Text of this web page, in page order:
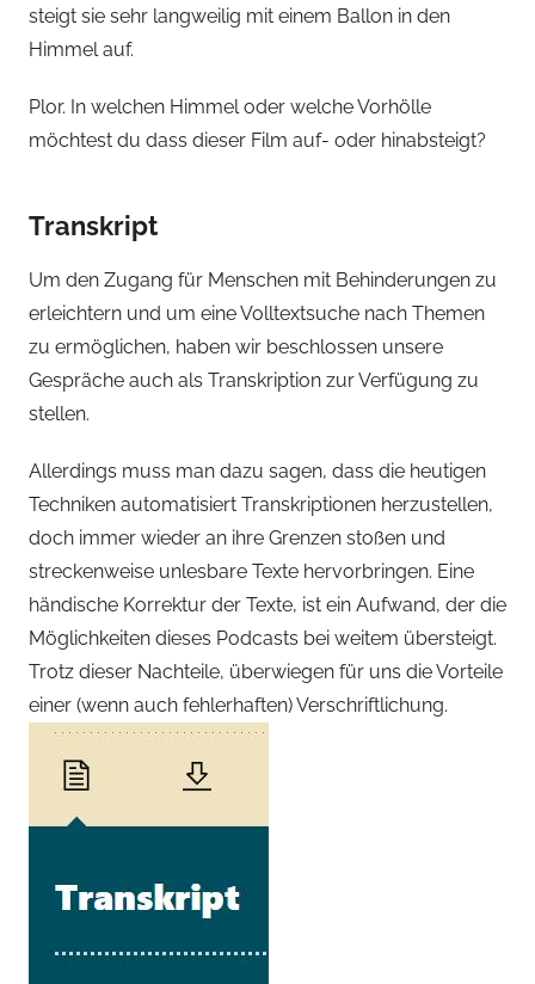
steigt sie sehr langweilig mit einem Ballon in den
Himmel auf.
Plor. In welchen Himmel oder welche Vorhölle
möchtest du dass dieser Film auf- oder hinabsteigt?
Transkript
Um den Zugang für Menschen mit Behinderungen zu
erleichtern und um eine Volltextsuche nach Themen
zu ermöglichen, haben wir beschlossen unsere
Gespräche auch als Transkription zur Verfügung zu
stellen.
Allerdings muss man dazu sagen, dass die heutigen
Techniken automatisiert Transkriptionen herzustellen,
doch immer wieder an ihre Grenzen stoßen und
streckenweise unlesbare Texte hervorbringen. Eine
händische Korrektur der Texte, ist ein Aufwand, der die
Möglichkeiten dieses Podcasts bei weitem übersteigt.
Trotz dieser Nachteile, überwiegen für uns die Vorteile
einer (wenn auch fehlerhaften) Verschriftlichung.